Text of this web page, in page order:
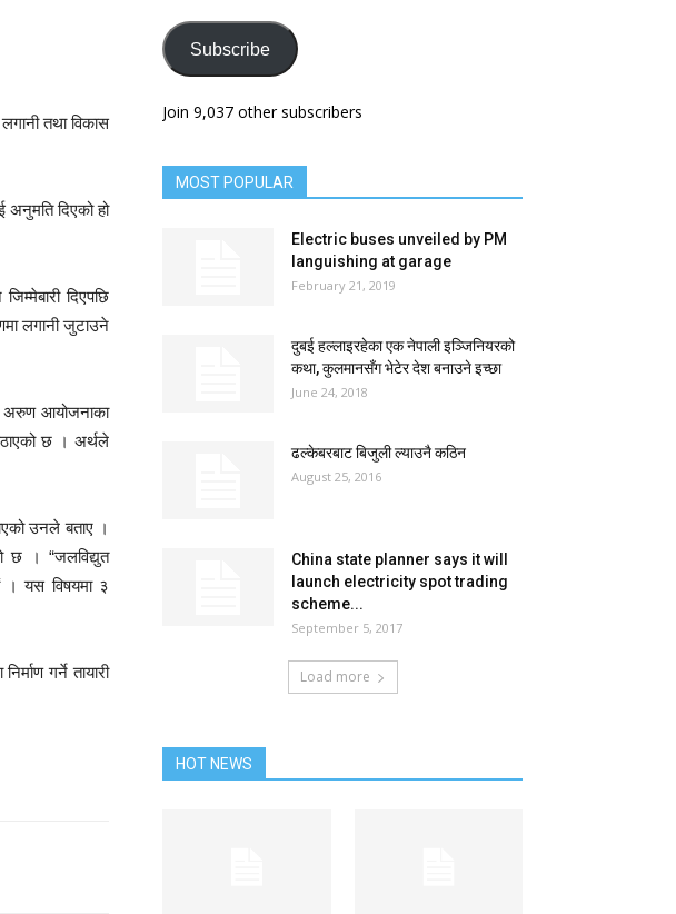
तथा विकास
दिएको हो
दिएपछि
लगानी जुटाउने
अरुण आयोजनाका
छ । अर्थले
उनले बताए ।
छ । “जलविद्युत
। यस विषयमा ३
गर्ने तायारी
Subscribe
Join 9,037 other subscribers
MOST POPULAR
Electric buses unveiled by PM
languishing at garage
February 21, 2019
दुबई हल्लाइरहेका एक नेपाली इञ्जिनियरको
कथा, कुलमानसँग भेटेर देश बनाउने इच्छा
June 24, 2018
ढल्केबरबाट बिजुली ल्याउनै कठिन
August 25, 2016
China state planner says it will
launch electricity spot trading
scheme...
September 5, 2017
Load more
HOT NEWS